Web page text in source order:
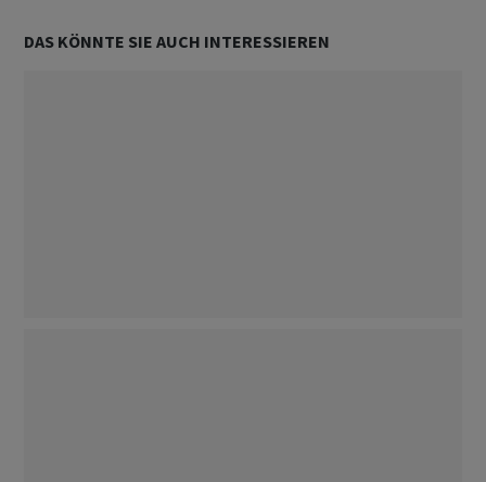
DAS KÖNNTE SIE AUCH INTERESSIEREN